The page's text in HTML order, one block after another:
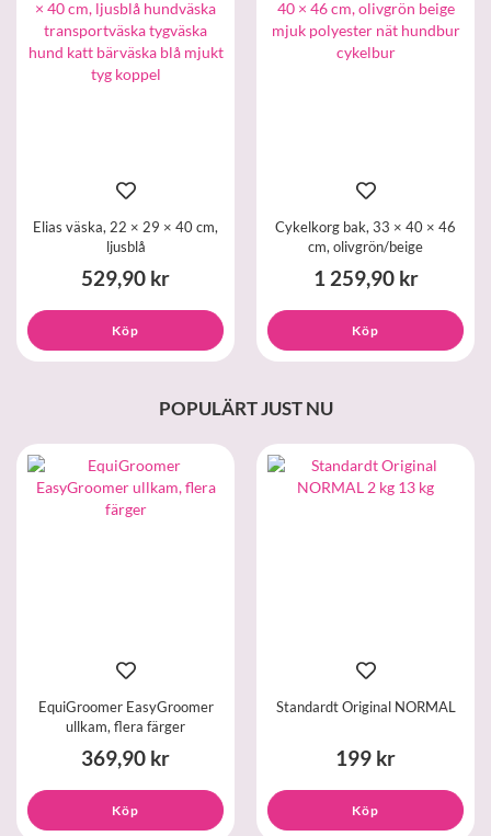
Elias väska, 22 × 29 × 40 cm,
ljusblå
529,90 kr
Köp
Cykelkorg bak, 33 × 40 × 46
cm, olivgrön/beige
1 259,90 kr
Köp
POPULÄRT JUST NU
EquiGroomer EasyGroomer
ullkam, flera färger
369,90 kr
Köp
Standardt Original NORMAL
199 kr
Köp